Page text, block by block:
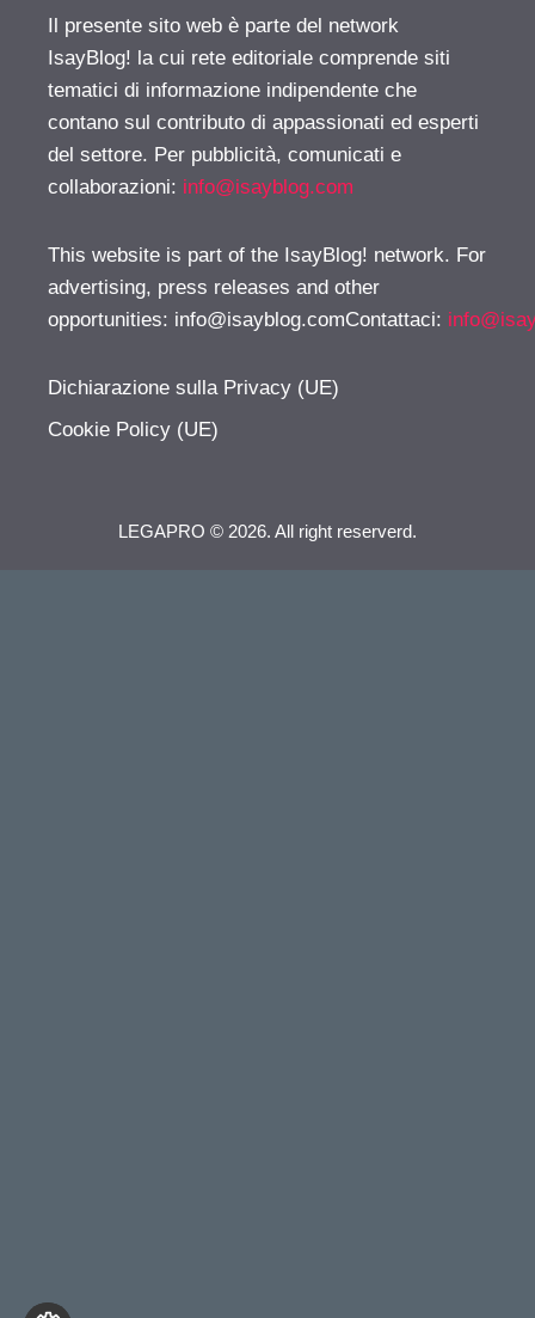
Il presente sito web è parte del network
IsayBlog! la cui rete editoriale comprende siti
tematici di informazione indipendente che
contano sul contributo di appassionati ed esperti
del settore. Per pubblicità, comunicati e
collaborazioni: info@isayblog.com
This website is part of the IsayBlog! network. For
advertising, press releases and other
opportunities: info@isayblog.comContattaci:
Dichiarazione sulla Privacy (UE)
Cookie Policy (UE)
LEGAPRO © 2026. All right reserverd.